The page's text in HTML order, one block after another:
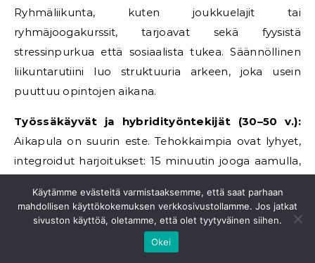
Ryhmäliikunta, kuten joukkuelajit tai
ryhmäjoogakurssit, tarjoavat sekä fyysistä
stressinpurkua että sosiaalista tukea. Säännöllinen
liikuntarutiini luo struktuuria arkeen, joka usein
puuttuu opintojen aikana.
Työssäkäyvät ja hybridityöntekijät (30–50 v.):
Aikapula on suurin este. Tehokkaimpia ovat lyhyet,
integroidut harjoitukset: 15 minuutin jooga aamulla,
auttaa tunnistamaan, milloin keho todella tarvitsee
lepoa eikä lisää suoritusta.
Pienten lasten vanhemmat:
Käytämme evästeitä varmistaaksemme, että saat parhaan
mahdollisen käyttökokemuksen verkkosivustollamme. Jos jatkat
sivuston käyttöä, oletamme, että olet tyytyväinen siihen.
Okei